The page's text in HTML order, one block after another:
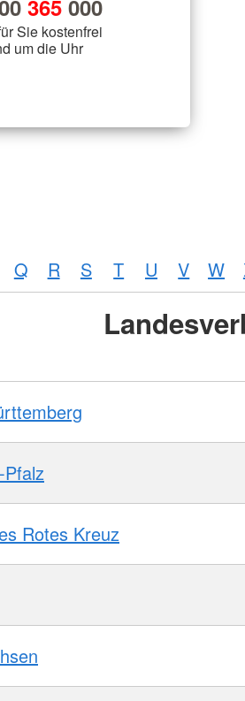
365000
Sie kostenfrei
um die Uhr
Q R S T U V W
Pfalz
Rotes Kreuz